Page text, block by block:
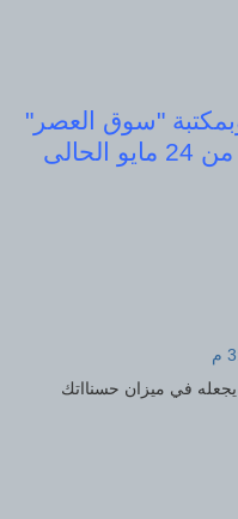
وبمكتبة "سوق العصر"
بجوار شركة بيع المصنوعات من 24 مايو الحالى
يجعله في ميزان حسنااتك